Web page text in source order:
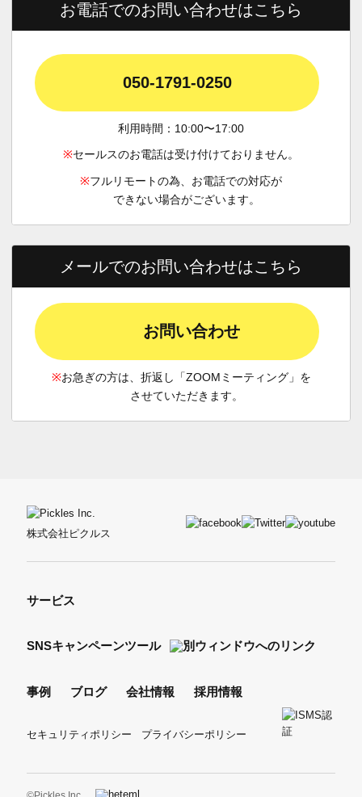
お電話でのお問い合わせはこちら
050-1791-0250
利用時間：10:00〜17:00
※セールスのお電話は受け付けておりません。
※フルリモートの為、お電話での対応が
できない場合がございます。
メールでのお問い合わせはこちら
お問い合わせ
※お急ぎの方は、折返し「ZOOMミーティング」を
させていただきます。
株式会社ピクルス
サービス
SNSキャンペーンツール
事例 ブログ 会社情報 採用情報
セキュリティポリシー プライバシーポリシー